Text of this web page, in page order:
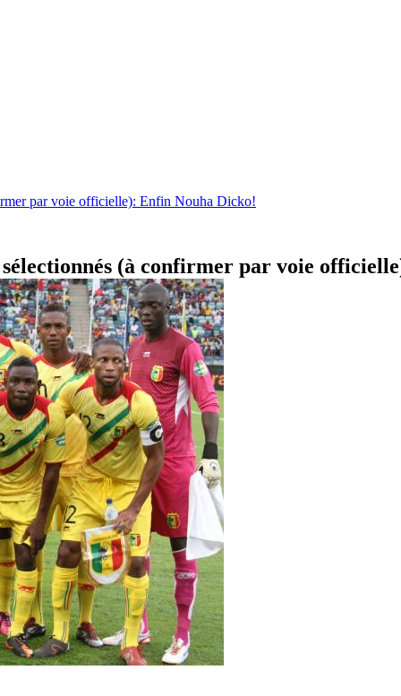
par voie officielle): Enfin Nouha Dicko!
(à confirmer par voie